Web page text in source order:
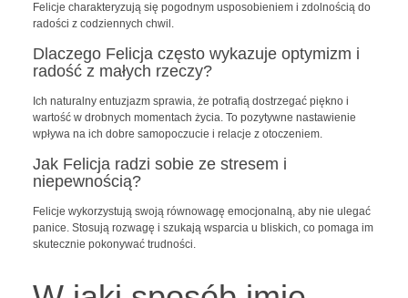
Felicje charakteryzują się pogodnym usposobieniem i zdolnością do
radości z codziennych chwil.
Dlaczego Felicja często wykazuje optymizm i
radość z małych rzeczy?
Ich naturalny entuzjazm sprawia, że potrafią dostrzegać piękno i
wartość w drobnych momentach życia. To pozytywne nastawienie
wpływa na ich dobre samopoczucie i relacje z otoczeniem.
Jak Felicja radzi sobie ze stresem i
niepewnością?
Felicje wykorzystują swoją równowagę emocjonalną, aby nie ulegać
panice. Stosują rozwagę i szukają wsparcia u bliskich, co pomaga im
skutecznie pokonywać trudności.